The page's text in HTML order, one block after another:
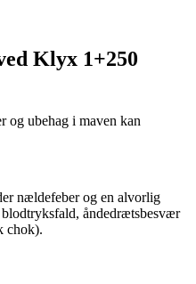
Klyx 1+250
og ubehag i maven kan
nældefeber og en alvorlig
åndedrætsbesvær
chok).